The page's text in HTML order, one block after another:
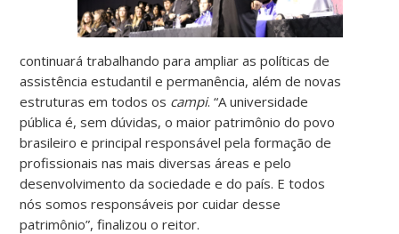
continuará trabalhando para ampliar as políticas de
assistência estudantil e permanência, além de novas
estruturas em todos os campi. “A universidade
pública é, sem dúvidas, o maior patrimônio do povo
brasileiro e principal responsável pela formação de
profissionais nas mais diversas áreas e pelo
desenvolvimento da sociedade e do país. E todos
nós somos responsáveis por cuidar desse
patrimônio”, finalizou o reitor.